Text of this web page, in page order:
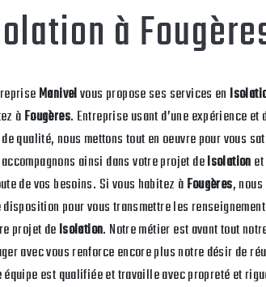
à
Manivelvous propose ses services en
àFougères. Entreprise usant d’une expérience et
qualité, nous mettons tout en oeuvre pour vous
ainsi dans votre projet deIsolation
de vos besoins. Si vous habitez àFougères,
pour vous transmettre les
projet deIsolation. Notre métier est avant tout
avec vous renforce encore plus notre désir de
équipe est qualifiée et travaille avec propreté et